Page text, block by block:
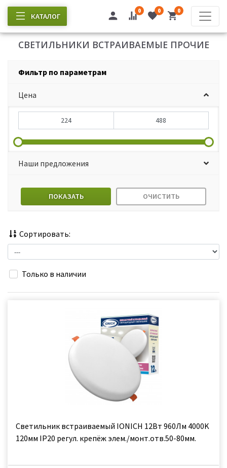
КАТАЛОГ
0 0 0
СВЕТИЛЬНИКИ ВСТРАИВАЕМЫЕ ПРОЧИЕ
Фильтр по параметрам
Цена
Наши предложения
ПОКАЗАТЬ ОЧИСТИТЬ
Сортировать:
Только в наличии
Светильник встраиваемый IONICH 12Вт 960Лм 4000K
120мм IP20 регул. крепёж элем./монт.отв.50-80мм.